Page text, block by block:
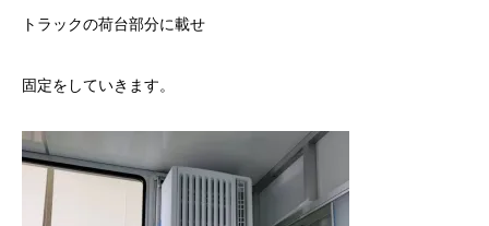
トラックの荷台部分に載せ
固定をしていきます。